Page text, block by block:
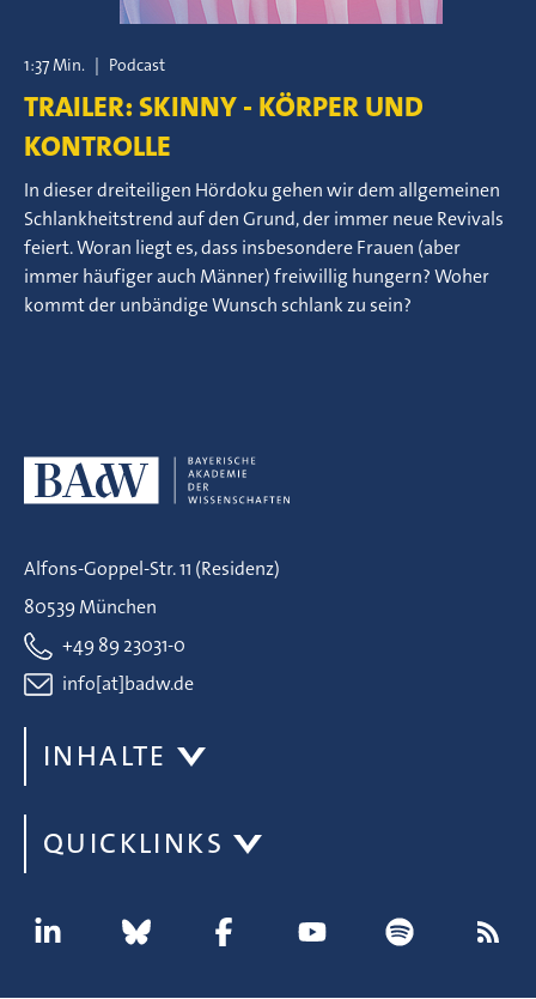
1:37 Min. | Podcast
TRAILER: SKINNY - KÖRPER UND
KONTROLLE
In dieser dreiteiligen Hördoku gehen wir dem allgemeinen
Schlankheitstrend auf den Grund, der immer neue Revivals
feiert. Woran liegt es, dass insbesondere Frauen (aber
immer häufiger auch Männer) freiwillig hungern? Woher
kommt der unbändige Wunsch schlank zu sein?
Alfons-Goppel-Str. 11 (Residenz)
80539 München
+49 89 23031-0
info[at]badw.de
INHALTE
QUICKLINKS